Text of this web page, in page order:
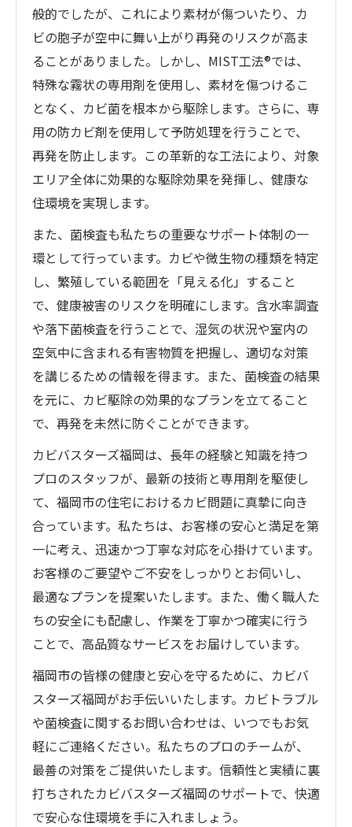
般的でしたが、これにより素材が傷ついたり、カ
ビの胞子が空中に舞い上がり再発のリスクが高ま
ることがありました。しかし、MIST工法®では、
特殊な霧状の専用剤を使用し、素材を傷つけるこ
となく、カビ菌を根本から駆除します。さらに、専
用の防カビ剤を使用して予防処理を行うことで、
再発を防止します。この革新的な工法により、対象
エリア全体に効果的な駆除効果を発揮し、健康な
住環境を実現します。
また、菌検査も私たちの重要なサポート体制の一
環として行っています。カビや微生物の種類を特定
し、繁殖している範囲を「見える化」すること
で、健康被害のリスクを明確にします。含水率調査
や落下菌検査を行うことで、湿気の状況や室内の
空気中に含まれる有害物質を把握し、適切な対策
を講じるための情報を得ます。また、菌検査の結果
を元に、カビ駆除の効果的なプランを立てること
で、再発を未然に防ぐことができます。
カビバスターズ福岡は、長年の経験と知識を持つ
プロのスタッフが、最新の技術と専用剤を駆使し
て、福岡市の住宅におけるカビ問題に真摯に向き
合っています。私たちは、お客様の安心と満足を第
一に考え、迅速かつ丁寧な対応を心掛けています。
お客様のご要望やご不安をしっかりとお伺いし、
最適なプランを提案いたします。また、働く職人た
ちの安全にも配慮し、作業を丁寧かつ確実に行う
ことで、高品質なサービスをお届けしています。
福岡市の皆様の健康と安心を守るために、カビバ
スターズ福岡がお手伝いいたします。カビトラブル
や菌検査に関するお問い合わせは、いつでもお気
軽にご連絡ください。私たちのプロのチームが、
最善の対策をご提供いたします。信頼性と実績に裏
打ちされたカビバスターズ福岡のサポートで、快適
で安心な住環境を手に入れましょう。